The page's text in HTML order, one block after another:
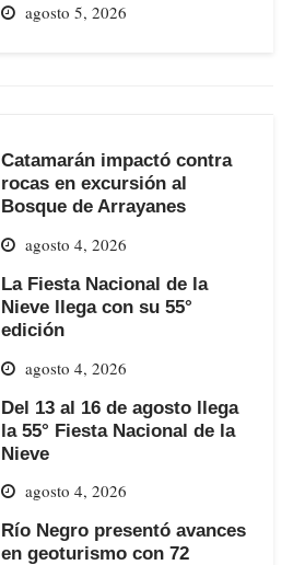
agosto 5, 2026
Catamarán impactó contra
rocas en excursión al
Bosque de Arrayanes
agosto 4, 2026
La Fiesta Nacional de la
Nieve llega con su 55°
edición
agosto 4, 2026
Del 13 al 16 de agosto llega
la 55° Fiesta Nacional de la
Nieve
agosto 4, 2026
Río Negro presentó avances
en geoturismo con 72